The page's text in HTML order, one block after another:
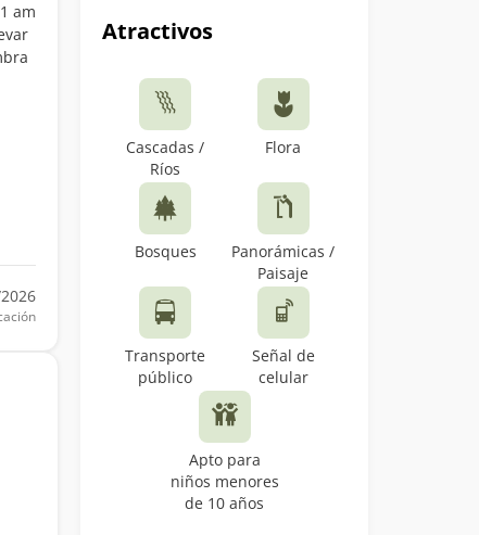
Atractivos
Cascadas /
Ríos
Flora
Bosques
Panorámicas /
Paisaje
Transporte
público
Señal de
celular
Apto para
niños menores
de 10 años
am